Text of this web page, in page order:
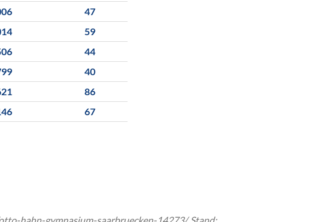
47
59
44
40
86
67